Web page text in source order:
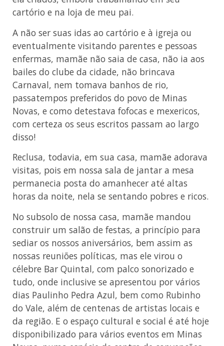
cartório e na loja de meu pai.
A não ser suas idas ao cartório e à igreja ou
eventualmente visitando parentes e pessoas
enfermas, mamãe não saia de casa, não ia aos
bailes do clube da cidade, não brincava
Carnaval, nem tomava banhos de rio,
passatempos preferidos do povo de Minas
Novas, e como detestava fofocas e mexericos,
com certeza os seus escritos passam ao largo
disso!
Reclusa, todavia, em sua casa, mamãe adorava
visitas, pois em nossa sala de jantar a mesa
permanecia posta do amanhecer até altas
horas da noite, nela se sentando pobres e ricos.
No subsolo de nossa casa, mamãe mandou
construir um salão de festas, a princípio para
sediar os nossos aniversários, bem assim as
nossas reuniões políticas, mas ele virou o
célebre Bar Quintal, com palco sonorizado e
tudo, onde inclusive se apresentou por vários
dias Paulinho Pedra Azul, bem como Rubinho
do Vale, além de centenas de artistas locais e
da região. E o espaço cultural e social é até hoje
disponibilizado para vários eventos em Minas